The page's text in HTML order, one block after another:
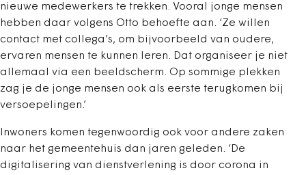
nieuwe medewerkers te trekken. Vooral jonge mensen
hebben daar volgens Otto behoefte aan. ‘Ze willen
contact met collega’s, om bijvoorbeeld van oudere,
ervaren mensen te kunnen leren. Dat organiseer je niet
allemaal via een beeldscherm. Op sommige plekken
zag je de jonge mensen ook als eerste terugkomen bij
versoepelingen.’
Inwoners komen tegenwoordig ook voor andere zaken
naar het gemeentehuis dan jaren geleden. ‘De
digitalisering van dienstverlening is door corona in